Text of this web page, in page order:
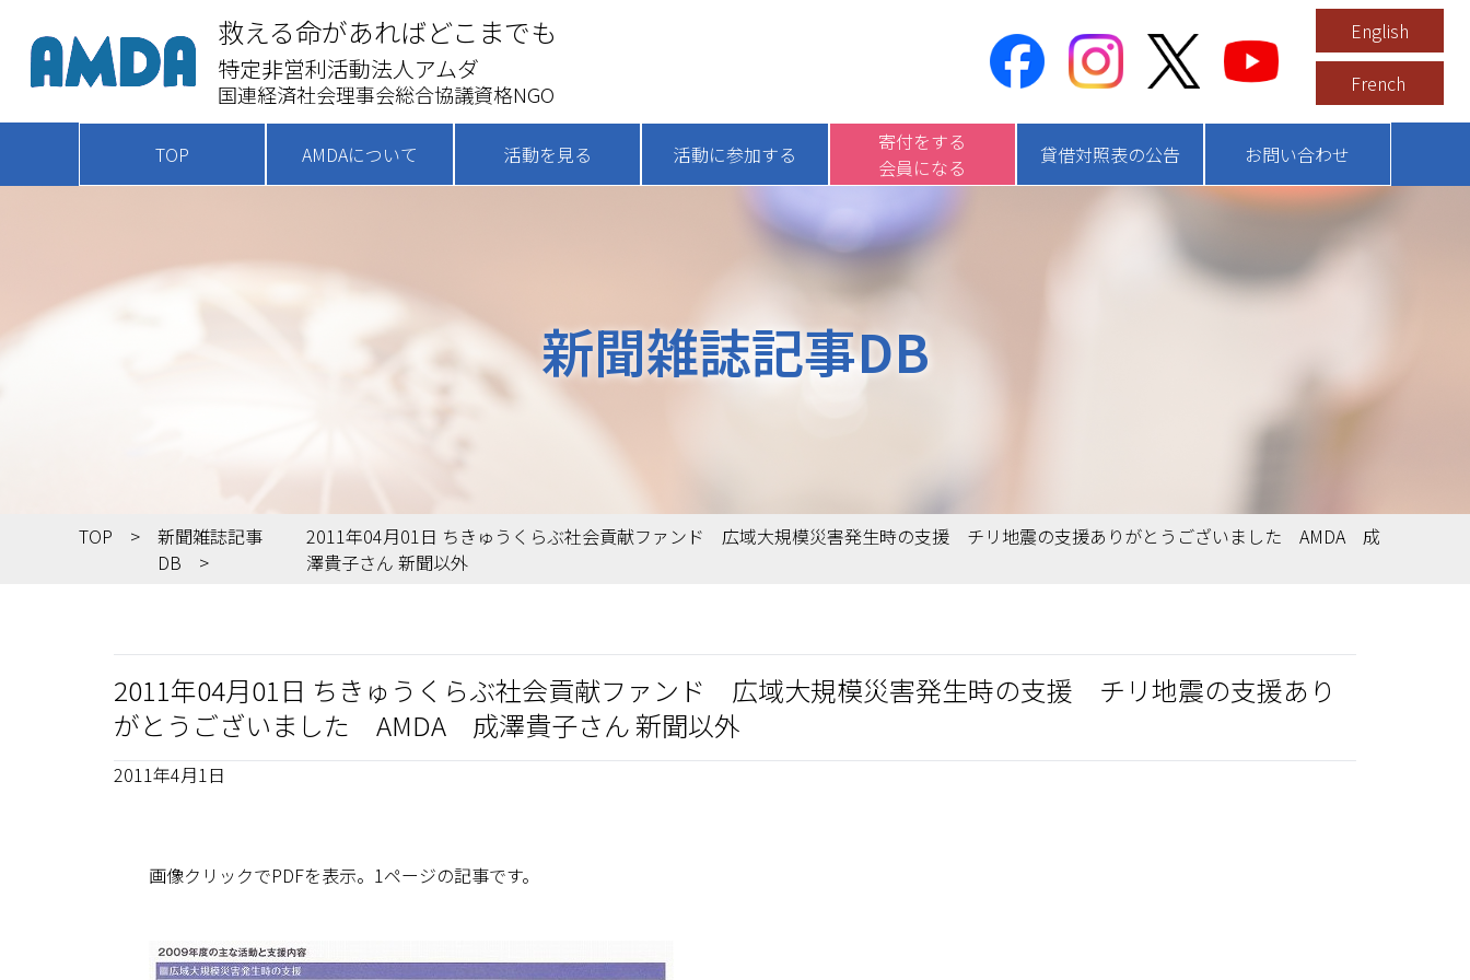
救える命があればどこまでも
特定非営利活動法人アムダ
国連経済社会理事会総合協議資格NGO
English
French
TOP AMDAについて 活動を見る 活動に参加する
寄付をする
会員になる
貸借対照表の公告 お問い合わせ
新聞雑誌記事DB
TOP
新聞雑誌記事
DB
2011年04月01日 ちきゅうくらぶ社会貢献ファンド 広域大規模災害発生時の支援 チリ地震の支援ありがとうございました AMDA 成
澤貴子さん 新聞以外
2011年04月01日 ちきゅうくらぶ社会貢献ファンド 広域大規模災害発生時の支援 チリ地震の支援あり
がとうございました AMDA 成澤貴子さん 新聞以外
2011年4月1日
画像クリックでPDFを表示。1ページの記事です。